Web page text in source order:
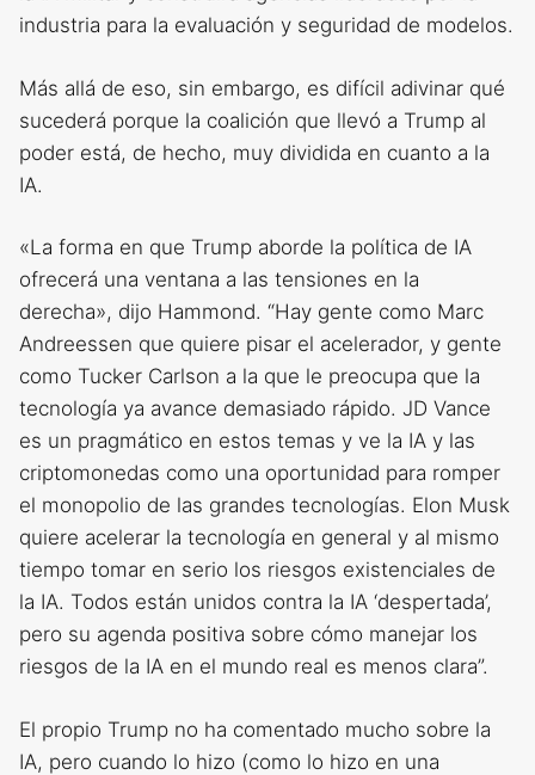
industria para la evaluación y seguridad de modelos.
Más allá de eso, sin embargo, es difícil adivinar qué
sucederá porque la coalición que llevó a Trump al
poder está, de hecho, muy dividida en cuanto a la
IA.
«La forma en que Trump aborde la política de IA
ofrecerá una ventana a las tensiones en la
derecha», dijo Hammond. “Hay gente como Marc
Andreessen que quiere pisar el acelerador, y gente
como Tucker Carlson a la que le preocupa que la
tecnología ya avance demasiado rápido. JD Vance
es un pragmático en estos temas y ve la IA y las
criptomonedas como una oportunidad para romper
el monopolio de las grandes tecnologías. Elon Musk
quiere acelerar la tecnología en general y al mismo
tiempo tomar en serio los riesgos existenciales de
la IA. Todos están unidos contra la IA ‘despertada’,
pero su agenda positiva sobre cómo manejar los
riesgos de la IA en el mundo real es menos clara”.
El propio Trump no ha comentado mucho sobre la
IA, pero cuando lo hizo (como lo hizo en una